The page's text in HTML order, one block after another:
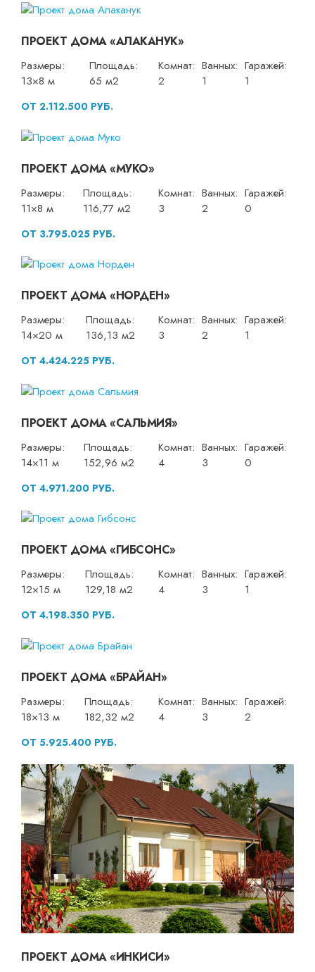
ПРОЕКТ ДОМА «АЛАКАНУК»
Размеры:
13×8 м
Площадь:
65 м2
Комнат:
2
Ванных:
1
Гаражей:
1
ОТ 2.112.500 РУБ.
ПРОЕКТ ДОМА «МУКО»
Размеры:
11×8 м
Площадь:
116,77 м2
Комнат:
3
Ванных:
2
Гаражей:
0
ОТ 3.795.025 РУБ.
ПРОЕКТ ДОМА «НОРДЕН»
Размеры:
14×20 м
Площадь:
136,13 м2
Комнат:
3
Ванных:
2
Гаражей:
1
ОТ 4.424.225 РУБ.
ПРОЕКТ ДОМА «САЛЬМИЯ»
Размеры:
14×11 м
Площадь:
152,96 м2
Комнат:
4
Ванных:
3
Гаражей:
0
ОТ 4.971.200 РУБ.
ПРОЕКТ ДОМА «ГИБСОНС»
Размеры:
12×15 м
Площадь:
129,18 м2
Комнат:
4
Ванных:
3
Гаражей:
1
ОТ 4.198.350 РУБ.
ПРОЕКТ ДОМА «БРАЙАН»
Размеры:
18×13 м
Площадь:
182,32 м2
Комнат:
4
Ванных:
3
Гаражей:
2
ОТ 5.925.400 РУБ.
ПРОЕКТ ДОМА «ИНКИСИ»